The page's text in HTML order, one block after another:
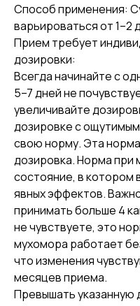
Способ применения:
варьироваться от 1–2
Прием требует
дозировки:
Всегда начинайте с
5–7 дней не
увеличивайте
дозировке с
свою норму. Эта
дозировка. Норма при
состояние, в котором
явных эффектов.
принимать больше 4
не чувствуете, это
мухомора работает
что изменения
месяцев приема.
Превышать указанную